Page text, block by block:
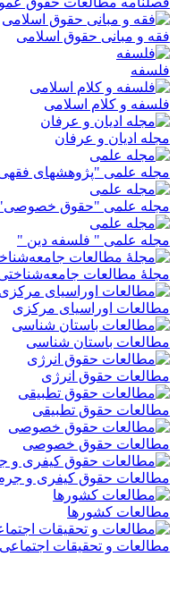
فقه و مبانی حقوق اسلامی
فلسفه
فلسفه و کلام اسلامی
مجله ادیان و عرفان
مجله علمی "پژوهشهای
مجله علمی "حقوق
مجله علمی " فلسفه دین "
مجلۀ مطالعات
مطالعات اوراسیای مرکزی
مطالعات باستان شناسی
مطالعات حقوق انرژی
مطالعات حقوق تطبیقی
مطالعات حقوق خصوصی
مطالعات حقوق کیفری و
مطالعات کشورها
مطالعات و تحقیقات اجتماعی